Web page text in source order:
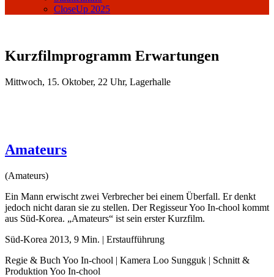
CloseUp 2025
Kurzfilmprogramm Erwartungen
Mittwoch, 15. Oktober, 22 Uhr, Lagerhalle
Amateurs
(Amateurs)
Ein Mann erwischt zwei Verbrecher bei einem Überfall. Er denkt
jedoch nicht daran sie zu stellen. Der Regisseur Yoo In-chool kommt
aus Süd-Korea. „Amateurs“ ist sein erster Kurzfilm.
Süd-Korea 2013, 9 Min. | Erstaufführung
Regie & Buch Yoo In-chool | Kamera Loo Sungguk | Schnitt &
Produktion Yoo In-chool